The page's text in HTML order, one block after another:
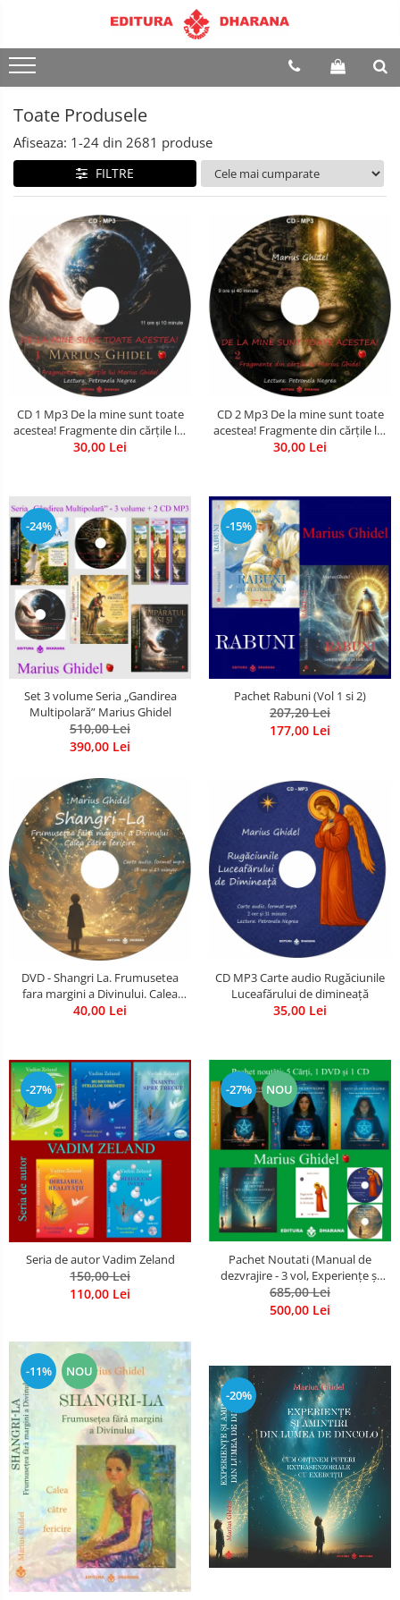
Toate Produsele
Afiseaza: 1-24 din 2681 produse
FILTRE
CD 1 Mp3 De la mine sunt toate
acestea! Fragmente din cărțile lui
Marius Ghidel
30,00 Lei
CD 2 Mp3 De la mine sunt toate
acestea! Fragmente din cărțile lui
Marius Ghidel
30,00 Lei
-24%
Set 3 volume Seria „Gandirea
Multipolară” Marius Ghidel
510,00 Lei
390,00 Lei
-15%
Pachet Rabuni (Vol 1 si 2)
207,20 Lei
177,00 Lei
DVD - Shangri La. Frumusetea
fara margini a Divinului. Calea
catre fericire
40,00 Lei
CD MP3 Carte audio Rugăciunile
Luceafărului de dimineață
35,00 Lei
-27%
Seria de autor Vadim Zeland
150,00 Lei
110,00 Lei
-27% NOU
Pachet Noutati (Manual de
dezvrajire - 3 vol, Experiențe și
amintiri, Rugăciunile
Luceafarului de dimineata) -
685,00 Lei
500,00 Lei
-11% NOU
-20%